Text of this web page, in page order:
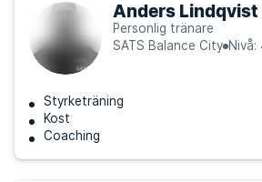
Anders Lindqvist
Personlig tränare
SATS Balance City Nivå:
Styrketräning
Kost
Coaching